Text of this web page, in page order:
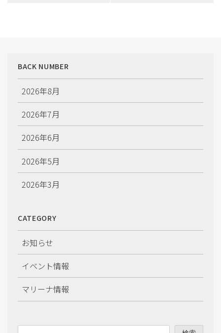
BACK NUMBER
2026年8月
2026年7月
2026年6月
2026年5月
2026年3月
2026年1月
2025年12月
2025年11月
2025年10月
2025年9月
CATEGORY
お知らせ
イベント情報
マリーナ情報